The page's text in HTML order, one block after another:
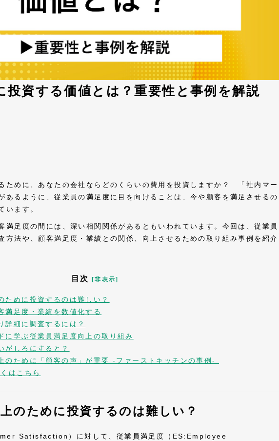
投資する価値とは？重要性と事例を解説
ために、あなたの会社ならどのくらいの費用を投資しますか？ 「社内マー
あるように、従業員の満足度に目を向けることは、今や顧客を満足させるの
います。
満足度の間には、深い相関関係があるともいわれています。今回は、従業員
方法や、顧客満足度・業績との関係、向上させるための取り組み事例を紹介
目次 [非表示]
ために投資するのは難しい？
満足度・業績を数値化する
詳細に調査するには？
に学ぶ従業員満足度向上の取り組み
がしろにすると？
のために「顧客の声」が重要 -ファーストキッチンの事例-
はこちら
のために投資するのは難しい？
Satisfaction）に対して、従業員満足度（ES:Employee